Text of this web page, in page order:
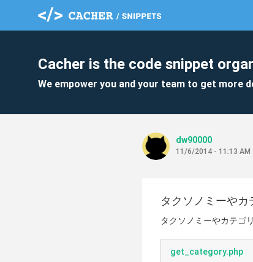
Cacher is the code snippet
We empower you and your team to get more
dw90000
11/6/2014 - 11:13 AM
タクソノミーや
タクソノミーやカテゴ
get_category.php